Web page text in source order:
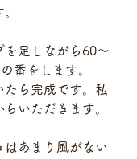
を足しながら60〜
番をします。
ら完成です。私
いただきます。
あまり風がない